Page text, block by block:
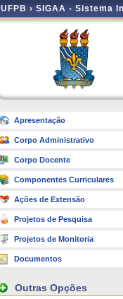
UFPB › SIGAA - Sistema
Apresentação
Corpo Administrativo
Corpo Docente
Componentes Curriculares
Ações de Extensão
Projetos de Pesquisa
Projetos de Monitoria
Documentos
Outras Opções